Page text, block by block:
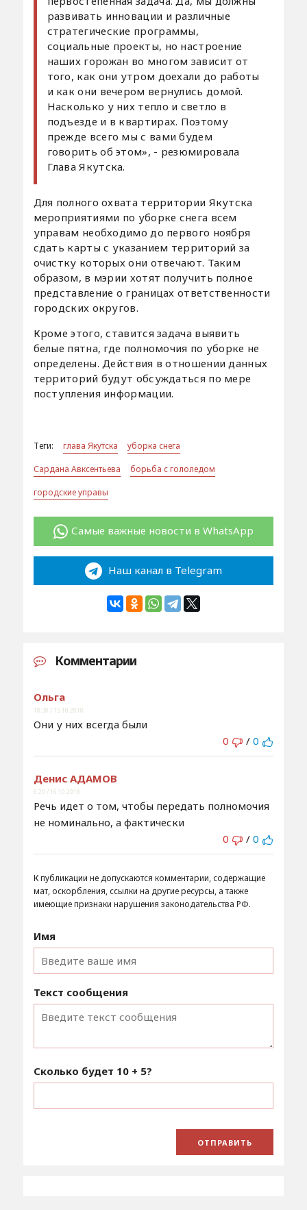
развивать инновации и различные
стратегические программы,
социальные проекты, но настроение
наших горожан во многом зависит от
того, как они утром доехали до работы
и как они вечером вернулись домой.
Насколько у них тепло и светло в
подъезде и в квартирах. Поэтому
прежде всего мы с вами будем
говорить об этом», - резюмировала
Глава Якутска.
Для полного охвата территории Якутска
мероприятиями по уборке снега всем
управам необходимо до первого ноября
сдать карты с указанием территорий за
очистку которых они отвечают. Таким
образом, в мэрии хотят получить полное
представление о границах ответственности
городских округов.
Кроме этого, ставится задача выявить
белые пятна, где полномочия по уборке не
определены. Действия в отношении данных
территорий будут обсуждаться по мере
поступления информации.
Теги: глава Якутска
уборка снега
Сардана Авксентьева
борьба с гололедом
городские управы
Самые важные новости в WhatsApp
Наш канал в Telegram
Комментарии
Ольга
18:38 / 15.10.2018
Они у них всегда были
0
/ 0
Денис АДАМОВ
6:20 / 16.10.2018
Речь идет о том, чтобы передать полномочия
не номинально, а фактически
0
/ 0
К публикации не допускаются комментарии, содержащие
мат, оскорбления, ссылки на другие ресурсы, а также
имеющие признаки нарушения законодательства РФ.
Имя
Текст сообщения
Сколько будет 10 + 5?